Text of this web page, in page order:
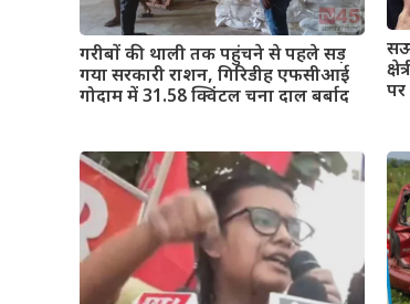
गरीबों की थाली तक पहुंचने से पहले सड़
गया सरकारी राशन, गिरिडीह एफसीआई
गोदाम में 31.58 क्विंटल चना दाल बर्बाद
पर